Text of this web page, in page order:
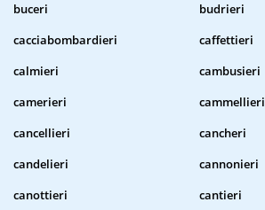
buceri
budrieri
cacciabombardieri
caffettieri
calmieri
cambusieri
camerieri
cammellieri
cancellieri
cancheri
candelieri
cannonieri
canottieri
cantieri